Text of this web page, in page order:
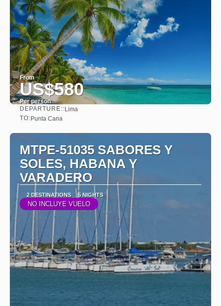
From
US$580
Per person
DEPARTURE::Lima
TO:Punta Cana
MTPE-51035 SABORES Y
SOLES, HABANA Y
VARADERO
2 DESTINATIONS 5 NIGHTS
NO INCLUYE VUELO